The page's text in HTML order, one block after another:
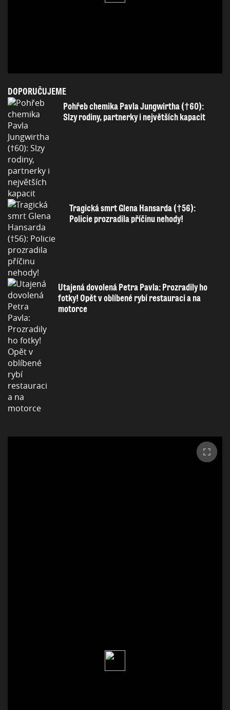
DOPORUČUJEME
Pohřeb chemika Pavla Jungwirtha (†60):
Slzy rodiny, partnerky i největších kapacit
Tragická smrt Glena Hansarda (†56):
Policie prozradila příčinu nehody!
Utajená dovolená Petra Pavla: Prozradily ho
fotky! Opět v oblíbené rybí restauraci a na
motorce